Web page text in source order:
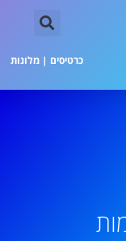
כרטיסים | מלונות